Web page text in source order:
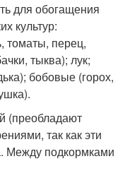
для обогащения
культур:
томаты, перец,
тыква); лук;
бобовые (горох,
(преобладают
так как эти
Между подкормками